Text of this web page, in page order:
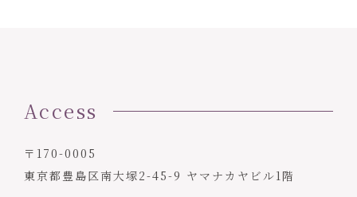
Access
〒170-0005
東京都豊島区南大塚2-45-9 ヤマナカヤビル1階